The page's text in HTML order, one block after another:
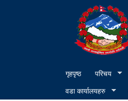
गृहपृष्ठ परिचय
वडा कार्यालयहरु